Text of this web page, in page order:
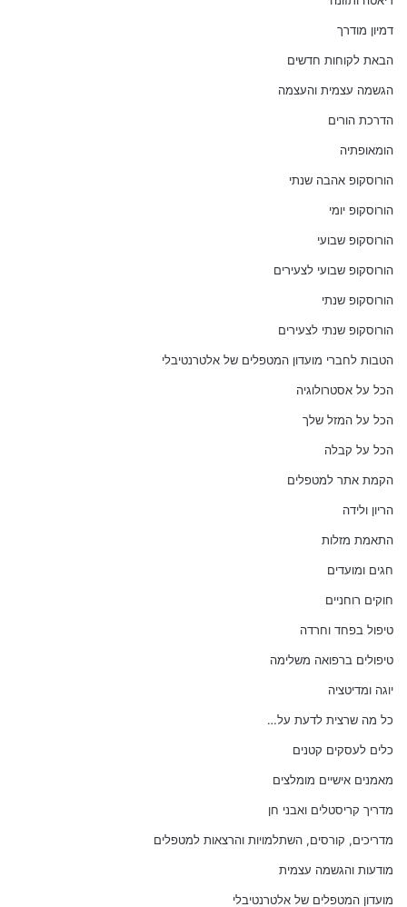
דמיון מודרך
הבאת לקוחות חדשים
הגשמה עצמית והעצמה
הדרכת הורים
הומאופתיה
הורוסקופ אהבה שנתי
הורוסקופ יומי
הורוסקופ שבועי
הורוסקופ שבועי לצעירים
הורוסקופ שנתי
הורוסקופ שנתי לצעירים
הטבות לחברי מועדון המטפלים של אלטרנטיבלי
הכל על אסטרולוגיה
הכל על המזל שלך
הכל על קבלה
הקמת אתר למטפלים
הריון ולידה
התאמת מזלות
חגים ומועדים
חוקים רוחניים
טיפול בפחד וחרדה
טיפולים ברפואה משלימה
יוגה ומדיטציה
כל מה שרצית לדעת על…
כלים לעסקים קטנים
מאמנים אישיים מומלצים
מדריך קריסטלים ואבני חן
מדריכים, קורסים, השתלמויות והרצאות למטפלים
מודעות והגשמה עצמית
מועדון המטפלים של אלטרנטיבלי